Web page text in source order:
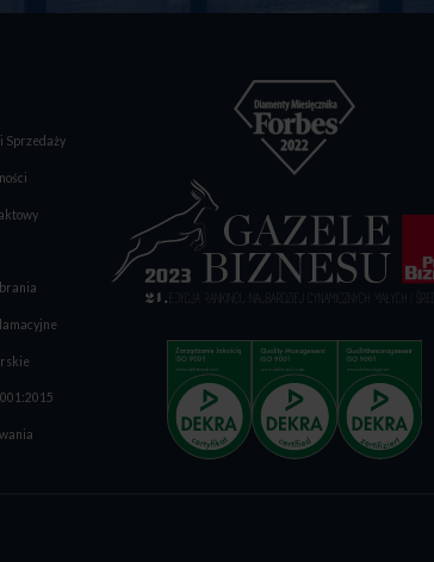
Sprzedaży